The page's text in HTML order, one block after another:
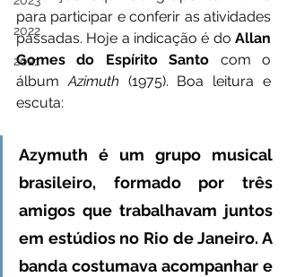
2022
2021
para participar e conferir as atividades
passadas. Hoje a indicação é do Allan
Gomes do Espírito Santo com o
álbum Azimuth (1975). Boa leitura e
escuta:
Azymuth é um grupo musical
brasileiro, formado por três
amigos que trabalhavam juntos
em estúdios no Rio de Janeiro. A
banda costumava acompanhar e